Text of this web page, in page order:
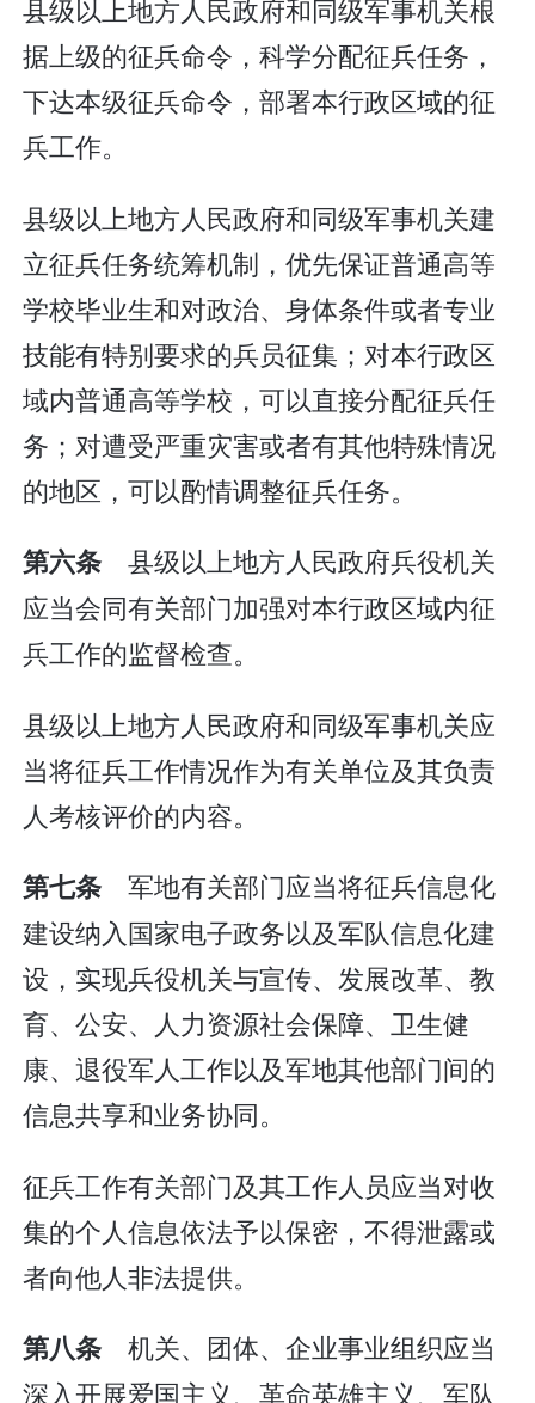
县级以上地方人民政府和同级军事机关根
据上级的征兵命令，科学分配征兵任务，
下达本级征兵命令，部署本行政区域的征
兵工作。
县级以上地方人民政府和同级军事机关建
立征兵任务统筹机制，优先保证普通高等
学校毕业生和对政治、身体条件或者专业
技能有特别要求的兵员征集；对本行政区
域内普通高等学校，可以直接分配征兵任
务；对遭受严重灾害或者有其他特殊情况
的地区，可以酌情调整征兵任务。
第六条 县级以上地方人民政府兵役机关
应当会同有关部门加强对本行政区域内征
兵工作的监督检查。
县级以上地方人民政府和同级军事机关应
当将征兵工作情况作为有关单位及其负责
人考核评价的内容。
第七条 军地有关部门应当将征兵信息化
建设纳入国家电子政务以及军队信息化建
设，实现兵役机关与宣传、发展改革、教
育、公安、人力资源社会保障、卫生健
康、退役军人工作以及军地其他部门间的
信息共享和业务协同。
征兵工作有关部门及其工作人员应当对收
集的个人信息依法予以保密，不得泄露或
者向他人非法提供。
第八条 机关、团体、企业事业组织应当
深入开展爱国主义、革命英雄主义、军队